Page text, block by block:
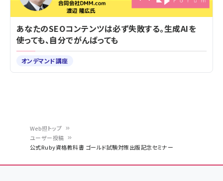
ン
Web担トップ
ユーザー投稿
公式Ruby資格教科書 ゴールド試験対策出版記念セミナー
あなたのSEOコンテンツは必ず失敗する。生成AIを
使っても、自分でがんばっても
オンデマンド講座